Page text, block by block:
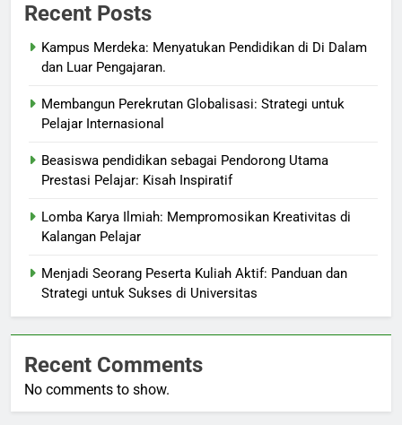
Recent Posts
Kampus Merdeka: Menyatukan Pendidikan di Di Dalam
dan Luar Pengajaran.
Membangun Perekrutan Globalisasi: Strategi untuk
Pelajar Internasional
Beasiswa pendidikan sebagai Pendorong Utama
Prestasi Pelajar: Kisah Inspiratif
Lomba Karya Ilmiah: Mempromosikan Kreativitas di
Kalangan Pelajar
Menjadi Seorang Peserta Kuliah Aktif: Panduan dan
Strategi untuk Sukses di Universitas
Recent Comments
No comments to show.